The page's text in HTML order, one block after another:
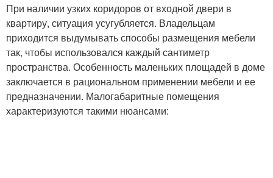
При наличии узких коридоров от входной двери в
квартиру, ситуация усугубляется. Владельцам
приходится выдумывать способы размещения мебели
так, чтобы использовался каждый сантиметр
пространства. Особенность маленьких площадей в доме
заключается в рациональном применении мебели и ее
предназначении. Малогабаритные помещения
характеризуются такими нюансами: